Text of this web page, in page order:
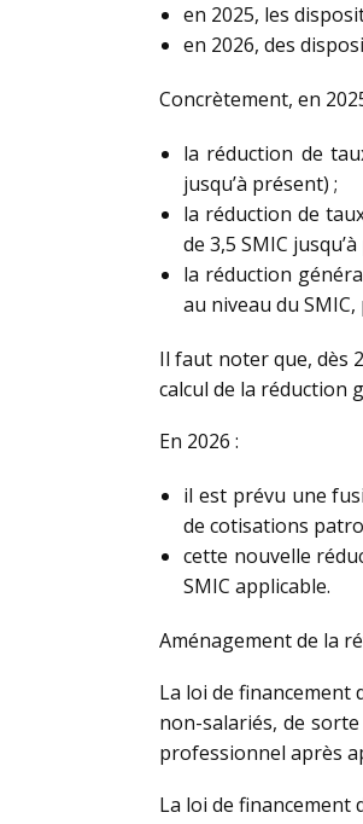
en 2025, les
en 2026, des
Concrètement, en
la réduction de
jusqu’à présent) ;
la réduction de
de 3,5 SMIC
la réduction
au niveau du
Il faut noter que, dès
calcul de la réduction
En 2026 :
il est prévu une
de cotisations
cette nouvelle
SMIC applicable.
Aménagement de la
La loi de financement
non-salariés, de
professionnel après
La loi de financement